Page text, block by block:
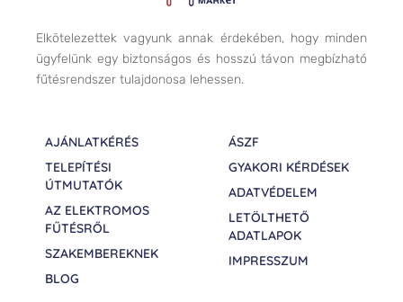
Elkötelezettek vagyunk annak érdekében, hogy minden
ügyfelünk egy biztonságos és hosszú távon megbízható
fűtésrendszer tulajdonosa lehessen.
AJÁNLATKÉRÉS
TELEPÍTÉSI
ÚTMUTATÓK
AZ ELEKTROMOS
FŰTÉSRŐL
SZAKEMBEREKNEK
BLOG
ÁSZF
GYAKORI KÉRDÉSEK
ADATVÉDELEM
LETÖLTHETŐ
ADATLAPOK
IMPRESSZUM